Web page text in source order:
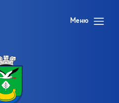
Меню